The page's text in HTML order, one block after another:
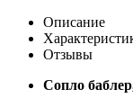
Описание
Отзывы
Сопло